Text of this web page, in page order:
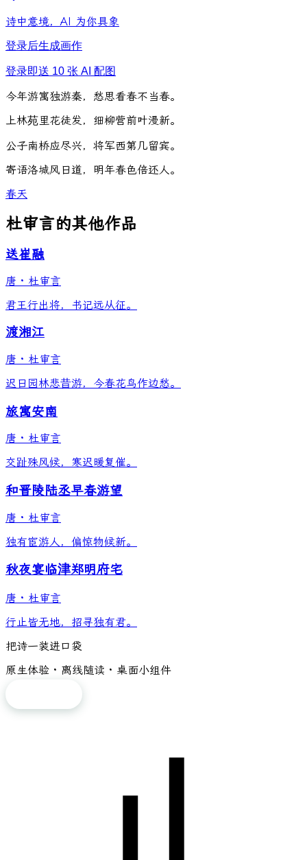
诗中意境，AI 为你具象
登录后生成画作
登录即送 10 张 AI 配图
今年游寓独游秦， 愁思看春不 当春。
上林苑里花徒发 ， 细柳营前叶漫新。
公子南桥应尽兴， 将军西第几留宾。
寄语洛城风 日道， 明年春色倍还人。
春天
杜审言的其他作品
送崔融
唐 · 杜审言
君王行出将，书记远从征。
渡湘江
唐 · 杜审言
迟日园林悲昔游，今春花鸟作边愁。
旅寓安南
唐 · 杜审言
交趾殊风候，寒迟暖复催。
和晋陵陆丞早春游望
唐 · 杜审言
独有宦游人，偏惊物候新。
秋夜宴临津郑明府宅
唐 · 杜审言
行止皆无地，招寻独有君。
把诗一装进口袋
原生体验 · 离线随读 · 桌面小组件